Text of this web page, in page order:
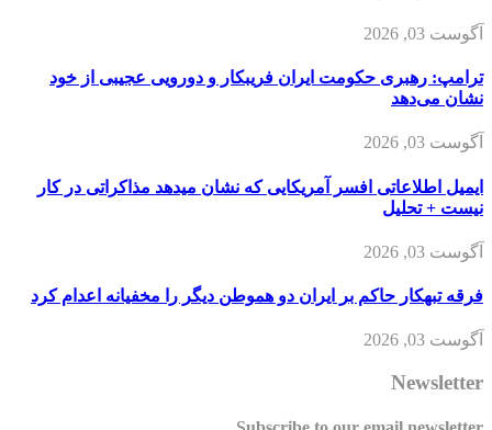
آگوست 03, 2026
ترامپ: رهبری حکومت ایران فریبکار و دورویی عجیبی از خود
نشان می‌دهد
آگوست 03, 2026
ایمیل اطلاعاتی افسر آمریکایی که نشان میدهد مذاکراتی در کار
نیست + تحلیل
آگوست 03, 2026
فرقه تبهکار حاکم بر ایران دو هموطن دیگر را مخفیانه اعدام کرد
آگوست 03, 2026
Newsletter